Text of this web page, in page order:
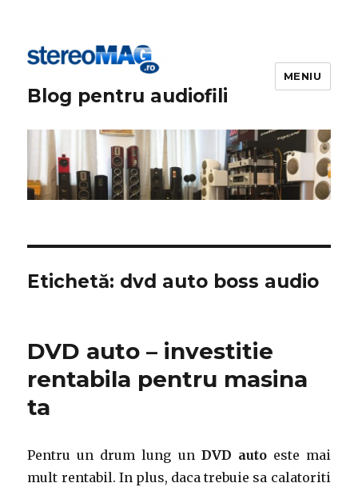
Blog pentru audiofili
MENIU
Etichetă: dvd auto boss audio
DVD auto – investitie
rentabila pentru masina
ta
Pentru un drum lung un DVD autoeste mai
mult rentabil. In plus, daca trebuie sa calatoriti